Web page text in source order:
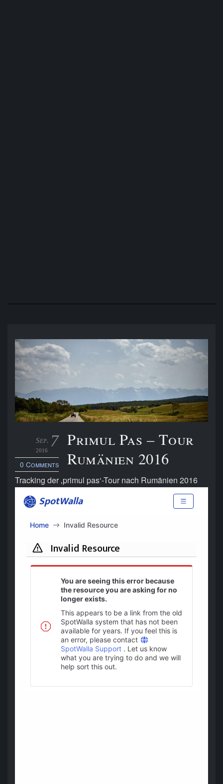
7
Sep.
2016
0 Comments
Primul Pas – Tour
Rumänien 2016
Tracking der ‚primul pas‘-Tour nach Rumänien 2016